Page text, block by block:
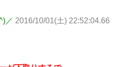
／ 2016/10/01(土) 22:52:04.66